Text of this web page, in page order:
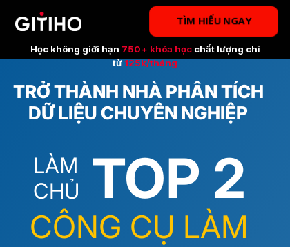
Học không giới hạn 750+ khóa họcchất lượng chỉ
từ125k/tháng
TÌM HIỂU NGAY
TRỞ THÀNH NHÀ PHÂN TÍCH
DỮ LIỆU CHUYÊN NGHIỆP
LÀM
CHỦ TOP 2
CÔNG CỤ LÀM